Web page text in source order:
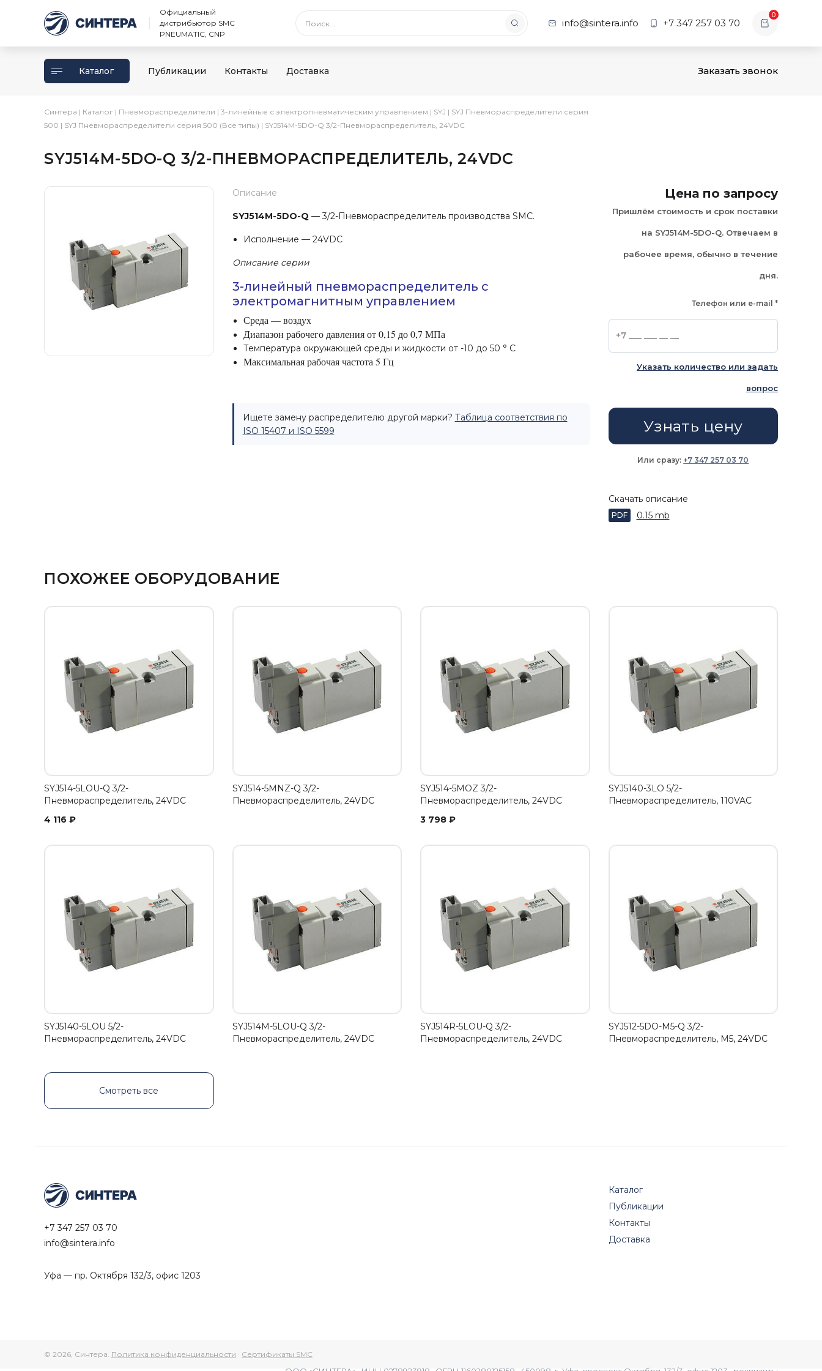
Официальный
дистрибьютор SMC
PNEUMATIC, CNP
info@sintera.info +7 347 257 03 70
0
Каталог Публикации Контакты Доставка Заказать звонок
Синтера | Каталог | Пневмораспределители | 3-линейные с электропневматическим управлением | SYJ | SYJ Пневмораспределители серия
500 | SYJ Пневмораспределители серия 500 (Все типы) | SYJ514M-5DO-Q 3/2-Пневмораспределитель, 24VDC
SYJ514M-5DO-Q 3/2-ПНЕВМОРАСПРЕДЕЛИТЕЛЬ, 24VDC
Описание
SYJ514M-5DO-Q — 3/2-Пневмораспределитель производства SMC.
Исполнение — 24VDC
Описание серии
3-линейный пневмораспределитель с
электромагнитным управлением
Среда — воздух
Диапазон рабочего давления от 0,15 до 0,7 МПа
Температура окружающей среды и жидкости от -10 до 50 ° C
Максимальная рабочая частота 5 Гц
Ищете замену распределителю другой марки? Таблица соответствия по
ISO 15407 и ISO 5599
Цена по запросу
Пришлём стоимость и срок поставки
на SYJ514M-5DO-Q. Отвечаем в
рабочее время, обычно в течение
дня.
Телефон или e-mail *
Указать количество или задать
вопрос
Узнать цену
Или сразу: +7 347 257 03 70
Скачать описание
PDF 0.15 mb
ПОХОЖЕЕ ОБОРУДОВАНИЕ
SYJ514-5LOU-Q 3/2-
Пневмораспределитель, 24VDC
4 116 ₽
SYJ514-5MNZ-Q 3/2-
Пневмораспределитель, 24VDC
SYJ514-5MOZ 3/2-
Пневмораспределитель, 24VDC
3 798 ₽
SYJ5140-3LO 5/2-
Пневмораспределитель, 110VAC
SYJ5140-5LOU 5/2-
Пневмораспределитель, 24VDC
SYJ514M-5LOU-Q 3/2-
Пневмораспределитель, 24VDC
SYJ514R-5LOU-Q 3/2-
Пневмораспределитель, 24VDC
SYJ512-5DO-M5-Q 3/2-
Пневмораспределитель, М5, 24VDC
Смотреть все
+7 347 257 03 70
info@sintera.info
Уфа — пр. Октября 132/3, офис 1203
Каталог
Публикации
Контакты
Доставка
© 2026, Синтера. Политика конфиденциальности · Сертификаты SMC